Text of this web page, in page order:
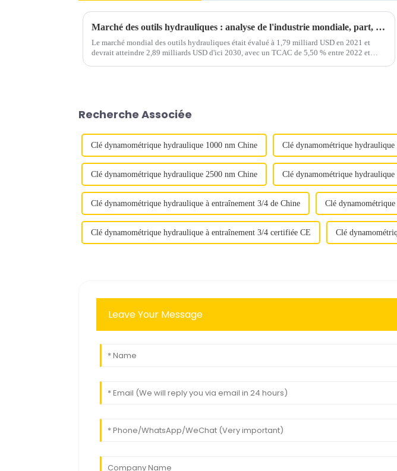
Marché des outils hydrauliques : analyse de l'industrie mondiale, part, croissance, tendances et prévisions (2022 à 2030)
Le marché mondial des outils hydrauliques était évalué à 1,79 milliard USD en 2021 et
devrait atteindre 2,89 milliards USD d'ici 2030, avec un TCAC de 5,50 % entre 2022 et
Recherche Associée
Clé dynamométrique hydraulique 1000 nm Chine Clé dynamométrique
Clé dynamométrique hydraulique 2500 nm Chine Clé dynamométrique
Clé dynamométrique hydraulique à entraînement 3/4 de Chine Clé
Clé dynamométrique hydraulique à entraînement 3/4 certifiée CE Clé
Leave Your Message